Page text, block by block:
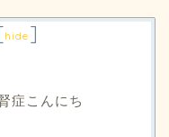
hide ]
症こんにち